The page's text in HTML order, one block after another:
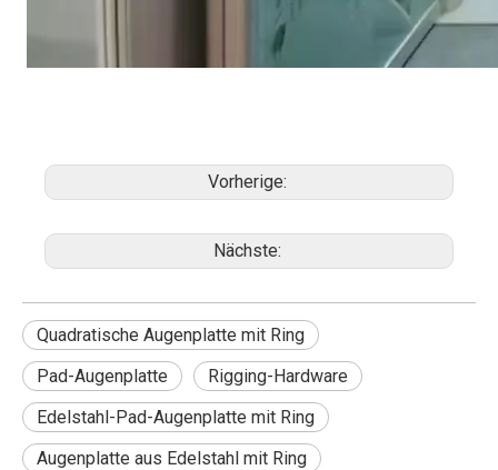
Vorherige:
Nächste:
Quadratische Augenplatte mit Ring
Pad-Augenplatte
Rigging-Hardware
Edelstahl-Pad-Augenplatte mit Ring
Augenplatte aus Edelstahl mit Ring